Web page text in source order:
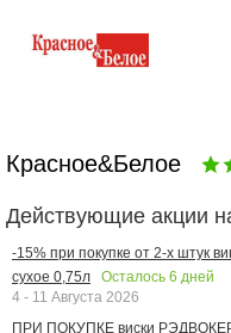
Красное&Белое
Действующие акции
-15% при покупке от 2-х штук
сухое 0,75л
Осталось 6 дней
4 - 11 Августа 2026
ПРИ ПОКУПКЕ виски